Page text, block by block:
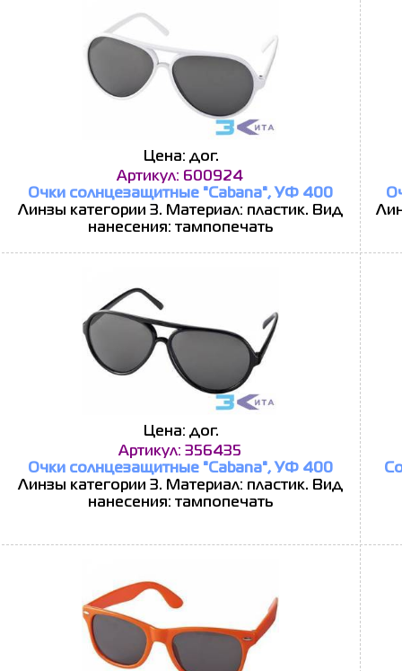
Цена: дог.
Артикул: 600924
Очки солнцезащитные "Cabana", УФ 400
Линзы категории 3. Материал: пластик. Вид
нанесения: тампопечать
Цена: дог.
Артикул: 356435
Очки солнцезащитные "Cabana", УФ 400
Линзы категории 3. Материал: пластик. Вид
нанесения: тампопечать